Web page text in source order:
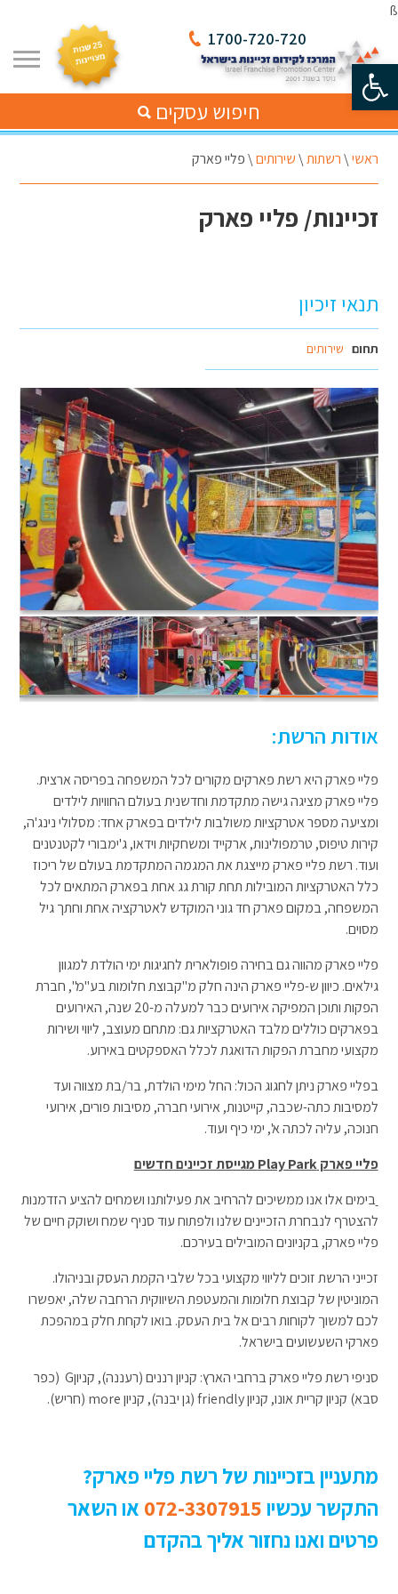
פתח סרגל נגישות
ß
1700-720-720
חיפוש עסקים
ראשי\רשתות\שירותים\פליי פארק
זכיינות/ פליי פארק
תנאי זיכיון
תחום שירותים
אודות הרשת:
פליי פארק היא רשת פארקים מקורים לכל המשפחה בפריסה ארצית.
פליי פארק מציגה גישה מתקדמת וחדשנית בעולם החוויות לילדים
ומציעה מספר אטרקציות משולבות לילדים בפארק אחד: מסלולי נינג'ה,
קירות טיפוס, טרמפולינות, ארקייד ומשחקיות וידאו, ג'ימבורי לקטנטנים
ועוד. רשת פליי פארק מייצגת את המגמה המתקדמת בעולם של ריכוז
כלל האטרקציות המובילות תחת קורת גג אחת בפארק המתאים לכל
המשפחה, במקום פארק חד גוני המוקדש לאטרקציה אחת וחתך גיל
מסוים.
פליי פארק מהווה גם בחירה פופולארית לחגיגות ימי הולדת למגוון
גילאים. כיוון ש-פליי פארק הינה חלק מ"קבוצת חלומות בע"מ", חברת
הפקות ותוכן המפיקה אירועים כבר למעלה מ-20 שנה, האירועים
בפארקים כוללים מלבד האטרקציות גם: מתחם מעוצב, ליווי ושירות
מקצועי מחברת הפקות הדואגת לכלל האספקטים באירוע.
בפליי פארק ניתן לחגוג הכול: החל מימי הולדת, בר/בת מצווה ועד
למסיבות כתה-שכבה, קייטנות, אירועי חברה, מסיבות פורים, אירועי
חנוכה, עליה לכתה א', ימי כיף ועוד.
פליי פארקPlay Parkמגייסת זכיינים חדשים
בימים אלו אנו ממשיכים להרחיב את פעילותנו ושמחים להציע הזדמנות
להצטרף לנבחרת הזכיינים שלנו ולפתוח עוד סניף שמח ושוקק חיים של
פליי פארק, בקניונים המובילים בעירכם.
זכייני הרשת זוכים לליווי מקצועי בכל שלבי הקמת העסק ובניהולו.
המוניטין של קבוצת חלומות והמעטפת השיווקית הרחבה שלה, יאפשרו
לכם למשוך לקוחות רבים אל בית העסק. בואו לקחת חלק במהפכת
פארקי השעשועים בישראל.
סניפי רשת פליי פארק ברחבי הארץ: קניון רננים (רעננה), קניוןG (כפר
סבא) קניון קריית אונו, קניון friendly (גן יבנה), קניון more (חריש).
מתעניין בזכיינות של רשת פליי פארק?
התקשר עכשיו072-3307915 או השאר
פרטים ואנו נחזור אליך בהקדם